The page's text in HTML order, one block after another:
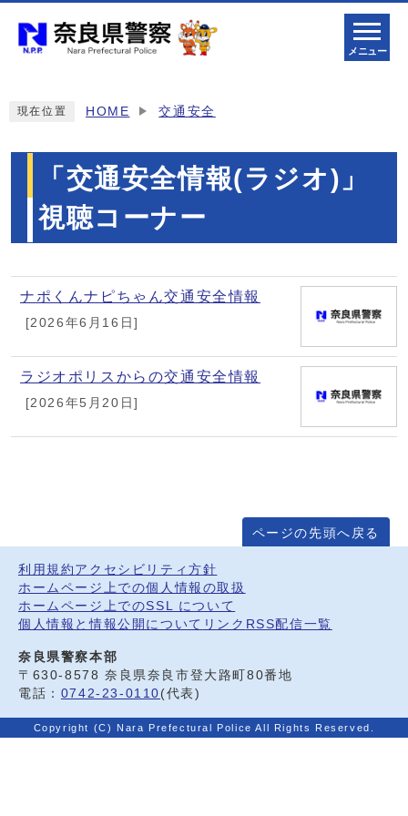
メニュー
現在位置 HOME 交通安全
「交通安全情報(ラジオ)」
視聴コーナー
メインメニュー
ナポくんナピちゃん交通安全情報
[2026年6月16日]
ラジオポリスからの交通安全情報
[2026年5月20日]
ページの先頭へ戻る
利用規約 アクセシビリティ方針
ホームページ上での個人情報の取扱
ホームページ上でのSSL について
個人情報と情報公開について リンク RSS配信一覧
奈良県警察本部
〒630-8578 奈良県奈良市登大路町80番地
電話： 0742-23-0110 (代表)
Copyright (C) Nara Prefectural Police All Rights Reserved.